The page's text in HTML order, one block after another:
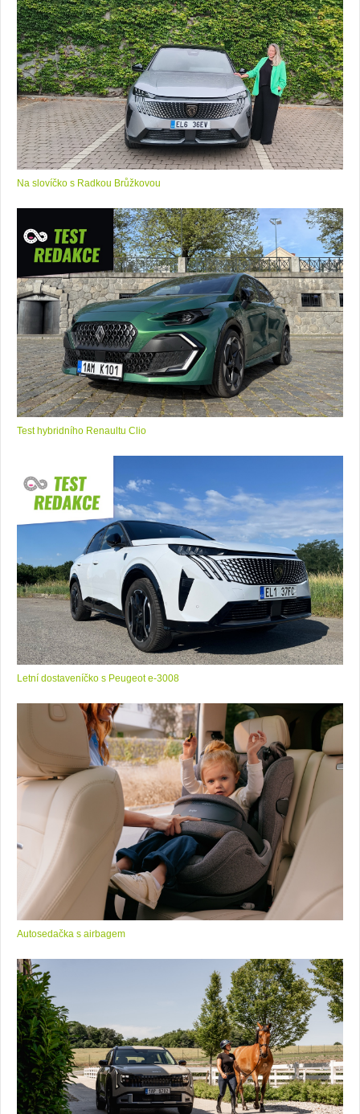
Na slovíčko s Radkou Brůžkovou
Test hybridního Renaultu Clio
Letní dostaveníčko s Peugeot e-3008
Autosedačka s airbagem